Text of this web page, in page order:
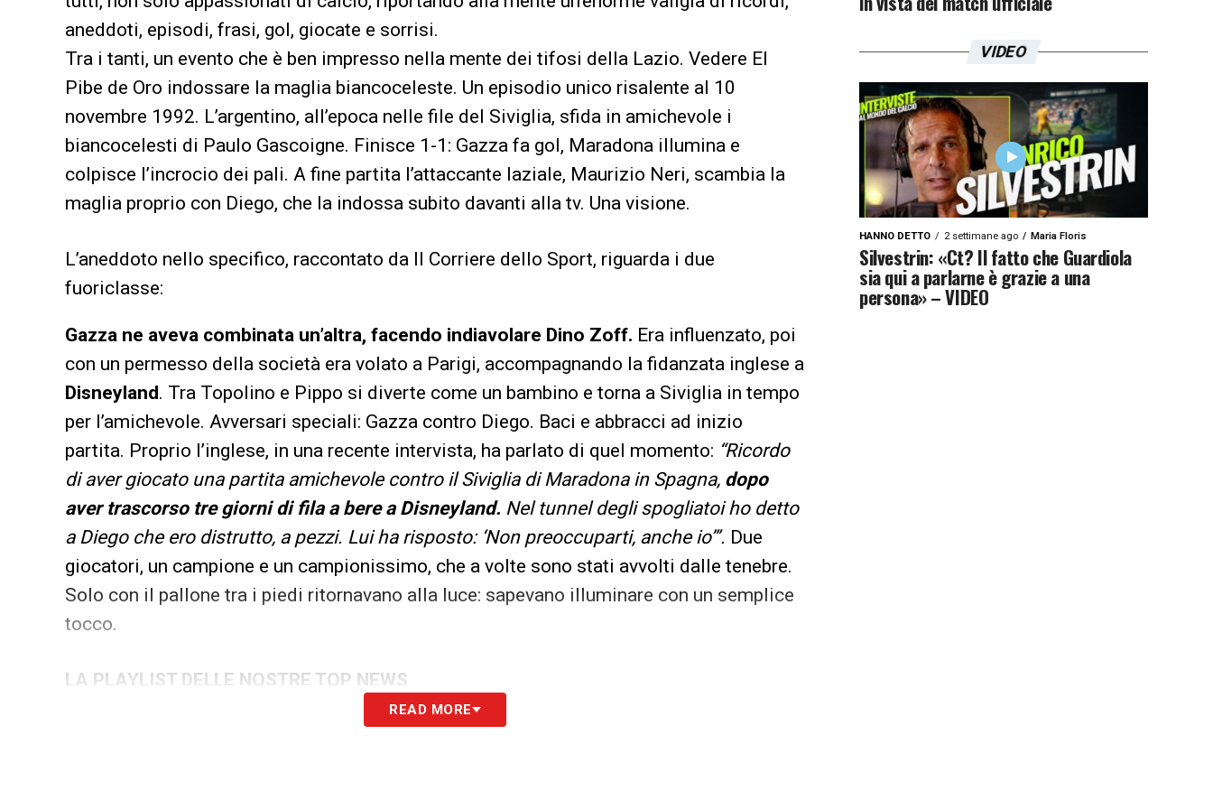
aneddoti, episodi, frasi, gol, giocate e sorrisi.
Tra i tanti, un evento che è ben impresso nella mente dei tifosi della Lazio. Vedere El
Pibe de Oro indossare la maglia biancoceleste. Un episodio unico risalente al 10
novembre 1992. L’argentino, all’epoca nelle file del Siviglia, sfida in amichevole i
biancocelesti di Paulo Gascoigne. Finisce 1-1: Gazza fa gol, Maradona illumina e
colpisce l’incrocio dei pali. A fine partita l’attaccante laziale, Maurizio Neri, scambia la
maglia proprio con Diego, che la indossa subito davanti alla tv. Una visione.
L’aneddoto nello specifico, raccontato da Il Corriere dello Sport, riguarda i due
fuoriclasse:
Gazza ne aveva combinata un’altra, facendo indiavolare Dino Zoff. Era influenzato, poi
con un permesso della società era volato a Parigi, accompagnando la fidanzata inglese a
Disneyland. Tra Topolino e Pippo si diverte come un bambino e torna a Siviglia in tempo
per l’amichevole. Avversari speciali: Gazza contro Diego. Baci e abbracci ad inizio
partita. Proprio l’inglese, in una recente intervista, ha parlato di quel momento: “Ricordo
di aver giocato una partita amichevole contro il Siviglia di Maradona in Spagna, dopo
aver trascorso tre giorni di fila a bere a Disneyland. Nel tunnel degli spogliatoi ho detto
a Diego che ero distrutto, a pezzi. Lui ha risposto: ‘Non preoccuparti, anche io’”. Due
giocatori, un campione e un campionissimo, che a volte sono stati avvolti dalle tenebre.
Solo con il pallone tra i piedi ritornavano alla luce: sapevano illuminare con un semplice
tocco.
LA PLAYLIST DELLE NOSTRE TOP NEWS
READ MORE
VIDEO
HANNO DETTO 2 settimane ago Maria Floris
Silvestrin: «Ct? Il fatto che Guardiola
sia qui a parlarne è grazie a una
persona» – VIDEO